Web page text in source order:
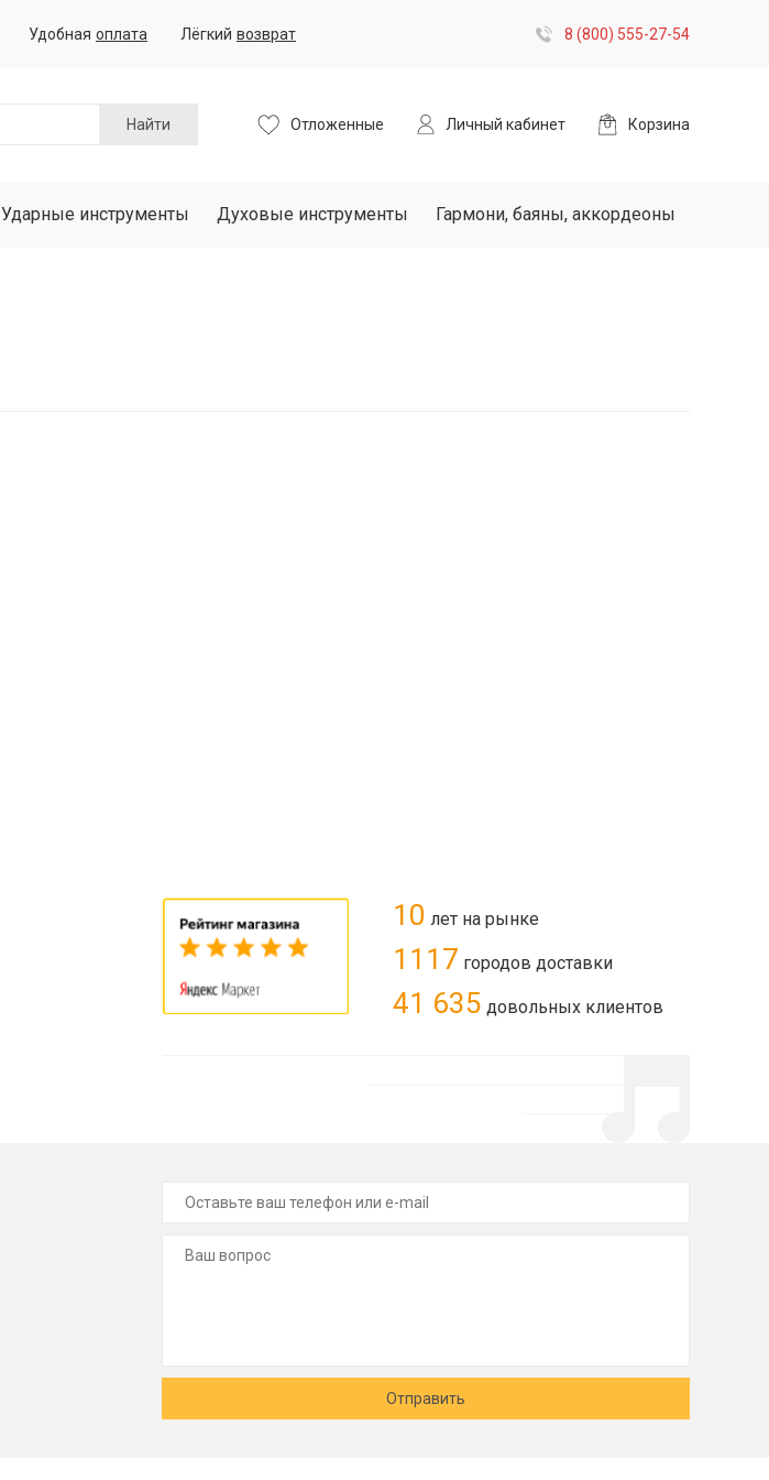
Удобная оплата Лёгкий возврат 8 (800) 555-27-54
Найти Отложенные Личный кабинет Корзина
Ударные инструменты Духовые инструменты Гармони, баяны, аккордеоны
10 лет на рынке
1117 городов доставки
41 635 довольных клиентов
Отправить